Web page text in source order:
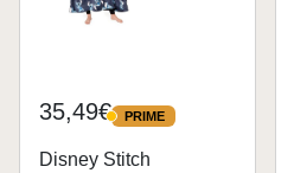
35,49€ PRIME
PRIME
Disney Stitch